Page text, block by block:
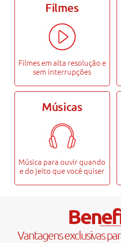
Filmes
Filmes em alta resolução e
sem interrupções
Músicas
Música para ouvir quando
e do jeito que você quiser
Vantagens exclusivas